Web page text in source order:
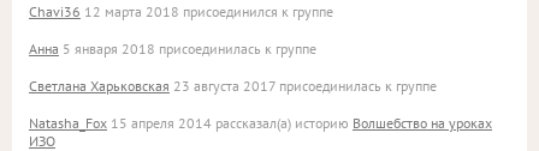
Chavi36 12 марта 2018 присоединился к группе
Анна 5 января 2018 присоединилась к группе
Светлана Харьковская 23 августа 2017 присоединилась к группе
Natasha_Fox 15 апреля 2014 рассказал(а) историю Волшебство на уроках
ИЗО